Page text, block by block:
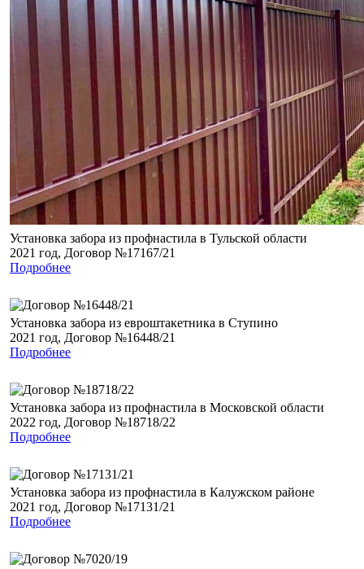
Установка забора из профнастила в Тульской области
2021 год, Договор №17167/21
Подробнее
Установка забора из евроштакетника в Ступино
2021 год, Договор №16448/21
Подробнее
Установка забора из профнастила в Московской области
2022 год, Договор №18718/22
Подробнее
Установка забора из профнастила в Калужском районе
2021 год, Договор №17131/21
Подробнее